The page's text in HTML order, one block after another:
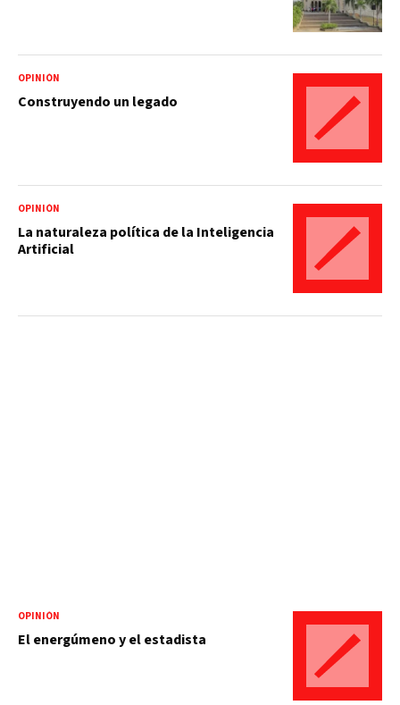
OPINIÓN
Construyendo un legado
OPINIÓN
La naturaleza política de la Inteligencia
Artificial
OPINIÓN
El energúmeno y el estadista